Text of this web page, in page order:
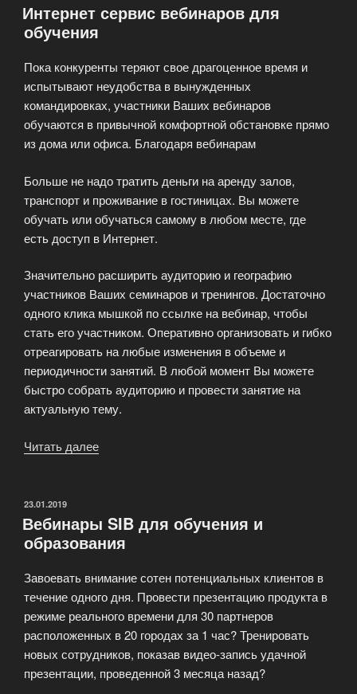
бизнеса»
Интернет сервис вебинаров для
обучения
Пока конкуренты теряют свое драгоценное время и
испытывают неудобства в вынужденных
командировках, участники Ваших вебинаров
обучаются в привычной комфортной обстановке прямо
из дома или офиса. Благодаря вебинарам
Больше не надо тратить деньги на аренду залов,
транспорт и проживание в гостиницах. Вы можете
обучать или обучаться самому в любом месте, где
есть доступ в Интернет.
Значительно расширить аудиторию и географию
участников Ваших семинаров и тренингов. Достаточно
одного клика мышкой по ссылке на вебинар, чтобы
стать его участником. Оперативно организовать и гибко
отреагировать на любые изменения в объеме и
периодичности занятий. В любой момент Вы можете
быстро собрать аудиторию и провести занятие на
актуальную тему.
Читать далее
обучения»
ОПУБЛИКОВАНО
23.01.2019
Вебинары SIB для обучения и
образования
Завоевать внимание сотен потенциальных клиентов в
течение одного дня. Провести презентацию продукта в
режиме реального времени для 30 партнеров
расположенных в 20 городах за 1 час? Тренировать
новых сотрудников, показав видео-запись удачной
презентации, проведенной 3 месяца назад?